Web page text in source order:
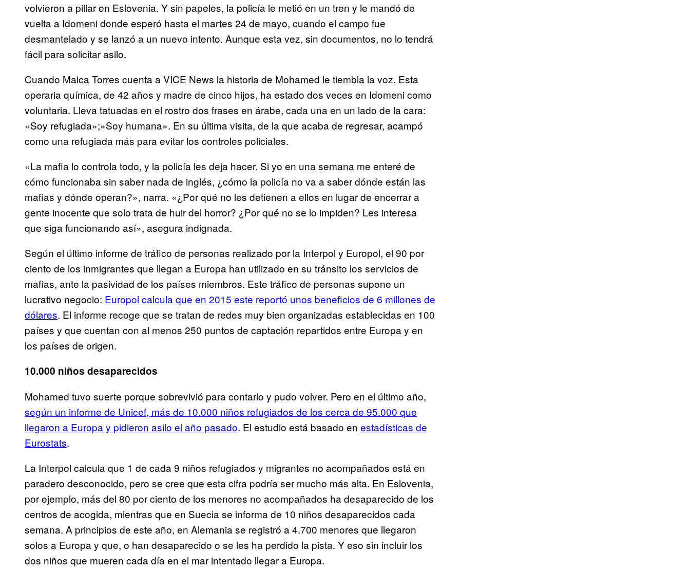
volvieron a pillar en Eslovenia. Y sin papeles, la policía le metió en un tren y le mandó de
vuelta a Idomeni donde esperó hasta el martes 24 de mayo, cuando el campo fue
desmantelado y se lanzó a un nuevo intento. Aunque esta vez, sin documentos, no lo tendrá
fácil para solicitar asilo.
Cuando Maica Torres cuenta a VICE News la historia de Mohamed le tiembla la voz. Esta
operaria química, de 42 años y madre de cinco hijos, ha estado dos veces en Idomeni como
voluntaria. Lleva tatuadas en el rostro dos frases en árabe, cada una en un lado de la cara:
«Soy refugiada»;»Soy humana». En su última visita, de la que acaba de regresar, acampó
como una refugiada más para evitar los controles policiales.
«La mafia lo controla todo, y la policía les deja hacer. Si yo en una semana me enteré de
cómo funcionaba sin saber nada de inglés, ¿cómo la policía no va a saber dónde están las
mafias y dónde operan?», narra. «¿Por qué no les detienen a ellos en lugar de encerrar a
gente inocente que solo trata de huir del horror? ¿Por qué no se lo impiden? Les interesa
que siga funcionando así», asegura indignada.
Según el último informe de tráfico de personas realizado por la Interpol y Europol, el 90 por
ciento de los inmigrantes que llegan a Europa han utilizado en su tránsito los servicios de
mafias, ante la pasividad de los países miembros. Este tráfico de personas supone un
lucrativo negocio: Europol calcula que en 2015 este reportó unos beneficios de 6 millones de
dólares. El informe recoge que se tratan de redes muy bien organizadas establecidas en 100
países y que cuentan con al menos 250 puntos de captación repartidos entre Europa y en
los países de origen.
10.000 niños desaparecidos
Mohamed tuvo suerte porque sobrevivió para contarlo y pudo volver. Pero en el último año,
según un informe de Unicef, más de 10.000 niños refugiados de los cerca de 95.000 que
llegaron a Europa y pidieron asilo el año pasado. El estudio está basado en estadísticas de
Eurostats.
La Interpol calcula que 1 de cada 9 niños refugiados y migrantes no acompañados está en
paradero desconocido, pero se cree que esta cifra podría ser mucho más alta. En Eslovenia,
por ejemplo, más del 80 por ciento de los menores no acompañados ha desaparecido de los
centros de acogida, mientras que en Suecia se informa de 10 niños desaparecidos cada
semana. A principios de este año, en Alemania se registró a 4.700 menores que llegaron
solos a Europa y que, o han desaparecido o se les ha perdido la pista. Y eso sin incluir los
dos niños que mueren cada día en el mar intentado llegar a Europa.